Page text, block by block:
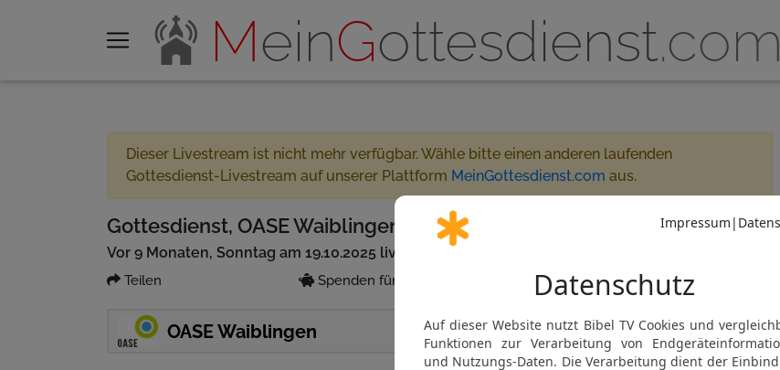
MeinGottesdienst.com
Dieser Livestream ist nicht mehr verfügbar. Wähle bitte einen anderen laufenden
Gottesdienst-Livestream auf unserer Plattform MeinGottesdienst.com aus.
Gottesdienst, OASE Waiblingen 10:30 - 12:00
Vor 9 Monaten, Sonntag am 19.10.2025 live gestreamt
Teilen Spenden für Partner oder MeinGottesdienst.com
OASE Waiblingen Gemeinde abonnieren